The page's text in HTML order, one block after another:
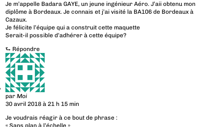
Je m’appelle Badara GAYE, un jeune ingénieur Aéro. J’aii obtenu mon
diplôme à Bordeaux. Je connais et j’ai visité la BA106 de Bordeaux à
Cazaux.
Je félicite l’équipe qui a construit cette maquette
Serait-il possible d’adhérer à cette équipe?
⮑ Répondre
parMoi
30 avril 2018 à 21 h 15 min
Je voudrais réagir à ce bout de phrase :